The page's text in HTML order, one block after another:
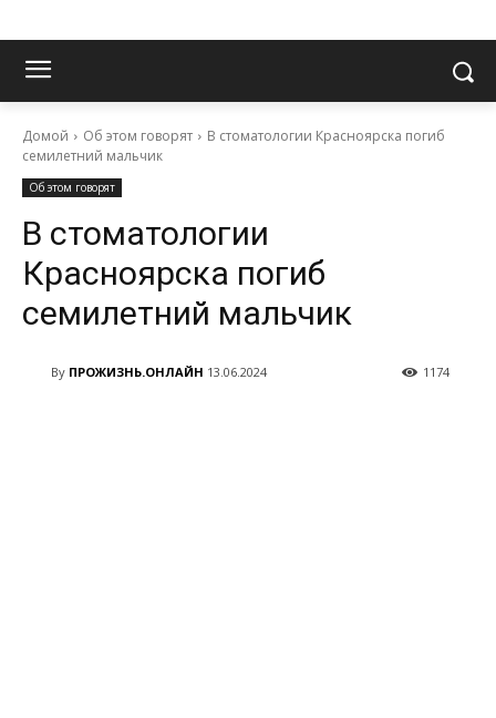
Домой Об этом говорят
В стоматологии Красноярска погиб
семилетний мальчик
Об этом говорят
В стоматологии
Красноярска погиб
семилетний мальчик
By ПРОЖИЗНЬ.ОНЛАЙН 13.06.2024 1174